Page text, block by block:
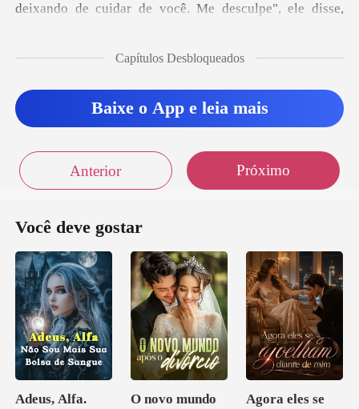
deixando de cuidar de v
Capítulos Desbloqueados
Baixe o App e leia mais
Anterior Próximo
Você deve gostar
Adeus, Alfa.
O novo mundo
Agora eles se